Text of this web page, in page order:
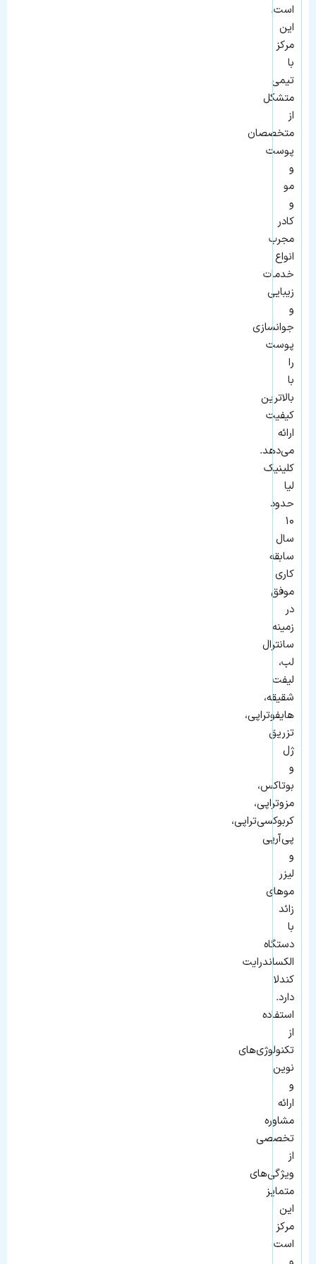
است.
این
مرکز
با
تیمی
متشکل
از
متخصصان
پوست
و
مو
و
کادر
مجرب
انواع
خدمات
زیبایی
و
جوانسازی
پوست
را
با
بالاترین
کیفیت
ارائه
می‌دهد.
کلینیک
لیا
حدود
۱۰
سال
سابقه
کاری
موفق
در
زمینه
سانترال
لب،
لیفت
شقیقه،
هایفوتراپی،
تزریق
ژل
و
بوتاکس،
مزوتراپی،
کربوکسی‌تراپی،
پی‌آرپی
و
لیزر
موهای
زائد
با
دستگاه
الکساندرایت
کندلا
دارد.
استفاده
از
تکنولوژی‌های
نوین
و
ارائه
مشاوره
تخصصی
از
ویژگی‌های
متمایز
این
مرکز
است